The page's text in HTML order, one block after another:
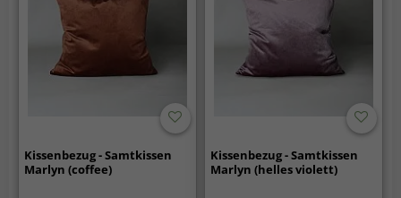
Kissenbezug - Samtkissen
Marlyn (coffee)
Kissenbezug - Samtkissen
Marlyn (helles violett)